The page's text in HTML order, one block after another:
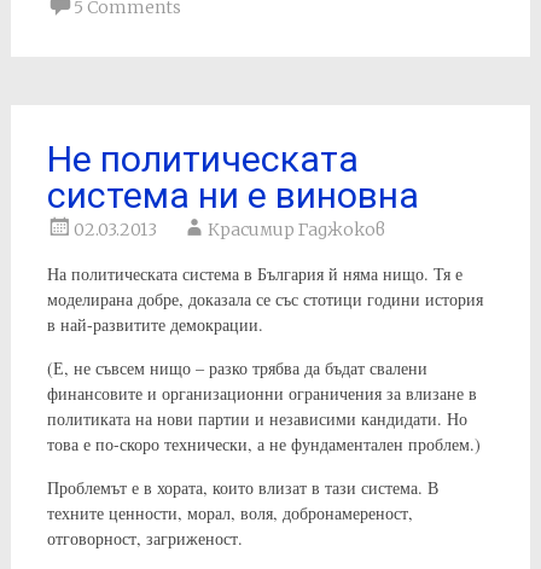
5 Comments
Не политическата
система ни е виновна
02.03.2013 Красимир Гаджоков
На политическата система в България й няма нищо. Тя е
моделирана добре, доказала се със стотици години история
в най-развитите демокрации.
(Е, не съвсем нищо – разко трябва да бъдат свалени
финансовите и организационни ограничения за влизане в
политиката на нови партии и независими кандидати. Но
това е по-скоро технически, а не фундаментален проблем.)
Проблемът е в хората, които влизат в тази система. В
техните ценности, морал, воля, добронамереност,
отговорност, загриженост.